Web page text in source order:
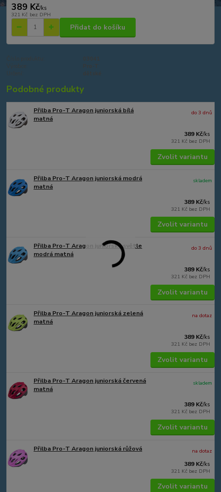
389 Kč/ks
321 Kč bez DPH
Přidat do košíku
Podobné produkty
Přilba Pro-T Aragon juniorská bílá
matná
389 Kč/ks
321 Kč bez DPH
do 3 dnů
Zvolit variantu
Přilba Pro-T Aragon juniorská modrá
matná
389 Kč/ks
321 Kč bez DPH
skladem
Zvolit variantu
Přilba Pro-T Aragon juniorská světle
modrá matná
389 Kč/ks
321 Kč bez DPH
do 3 dnů
Zvolit variantu
Přilba Pro-T Aragon juniorská zelená
matná
389 Kč/ks
321 Kč bez DPH
na dotaz
Zvolit variantu
Přilba Pro-T Aragon juniorská červená
matná
389 Kč/ks
321 Kč bez DPH
skladem
Zvolit variantu
Přilba Pro-T Aragon juniorská růžová
389 Kč/ks
321 Kč bez DPH
na dotaz
Zvolit variantu